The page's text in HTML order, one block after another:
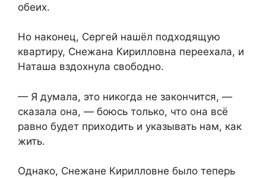
обеих.
Но наконец, Сергей нашёл подходящую
квартиру, Снежана Кирилловна переехала, и
Наташа вздохнула свободно.
— Я думала, это никогда не закончится, —
сказала она, — боюсь только, что она всё
равно будет приходить и указывать нам, как
жить.
Однако, Снежане Кирилловне было теперь